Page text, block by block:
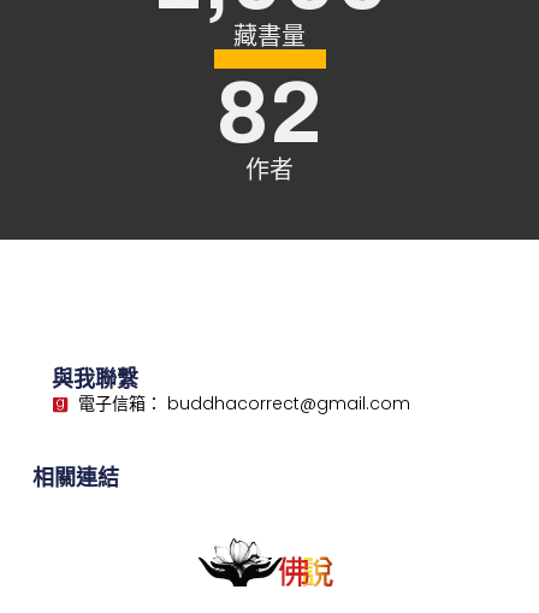
藏書量
作者
82
與我聯繫
電子信箱： buddhacorrect@gmail.com
相關連結